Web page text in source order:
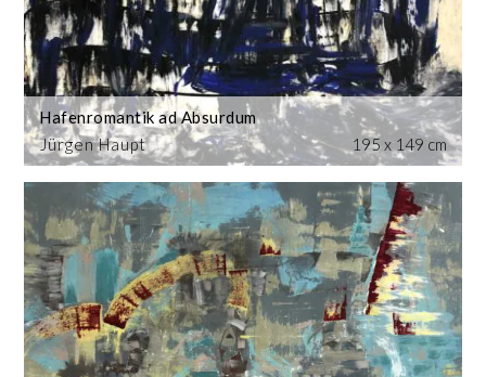
Jürgen Haupt
Hafenromantik ad Absurdum
195 x 149 cm